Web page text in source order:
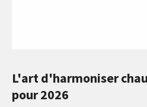
L'art d'harmoniser
pour 2026